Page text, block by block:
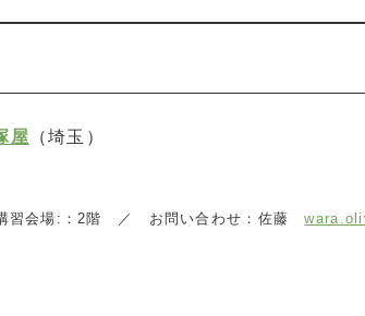
屋 （埼玉）
習会場:：2階 ／ お問い合わせ：佐藤